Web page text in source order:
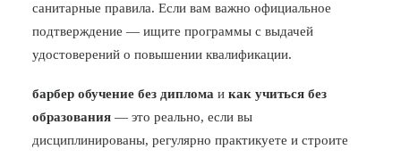
санитарные правила. Если вам важно официальное
подтверждение — ищите программы с выдачей
удостоверений о повышении квалификации.
барбер обучение без диплома и как учиться без
образования — это реально, если вы
дисциплинированы, регулярно практикуете и строите